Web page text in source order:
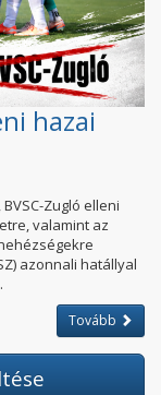
hazai
Zugló elleni
valamint az
azonnali hatállyal
Tovább